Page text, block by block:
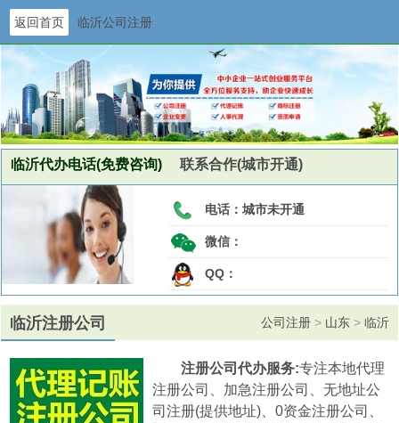
返回首页 临沂公司注册
临沂代办电话(免费咨询) 联系合作(城市开通)
电话： 城市未开通
微信：
QQ：
临沂注册公司 公司注册 > 山东 > 临沂
注册公司代办服务:专注本地代理
注册公司、加急注册公司、无地址公
司注册(提供地址)、0资金注册公司、